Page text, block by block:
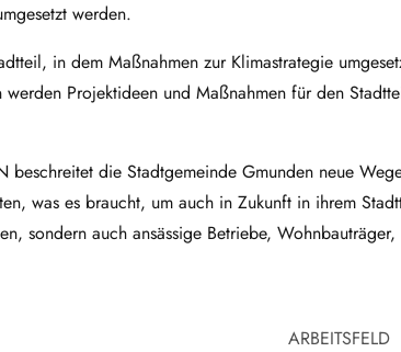
werden.
in dem Maßnahmen zur Klimastrategie
Projektideen und Maßnahmen für den
beschreitet die Stadtgemeinde Gmunden neue
was es braucht, um auch in Zukunft in ihrem
sondern auch ansässige Betriebe, Wohnbauträger,
ARBEITSFELD